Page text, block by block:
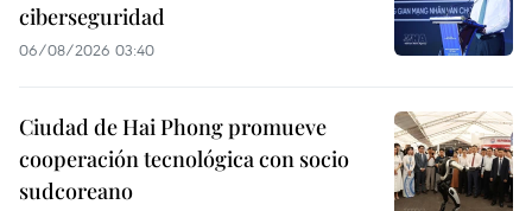
ciberseguridad
06/08/2026 03:40
Ciudad de Hai Phong promueve
cooperación tecnológica con socio
sudcoreano